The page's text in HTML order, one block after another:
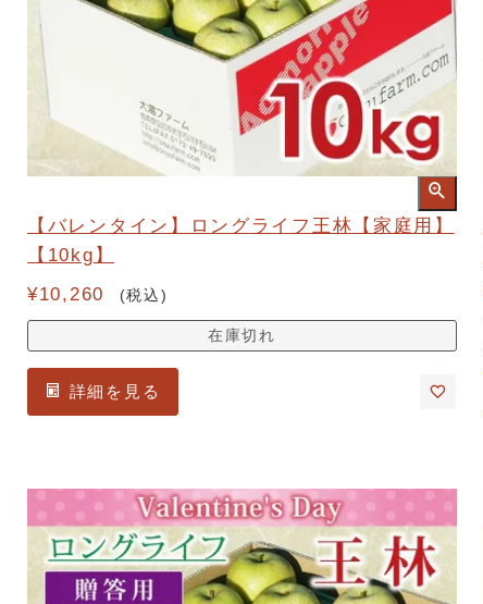
【バレンタイン】ロングライフ王林【家庭用】
【10kg】
¥10,260 税込
在庫切れ
詳細を見る